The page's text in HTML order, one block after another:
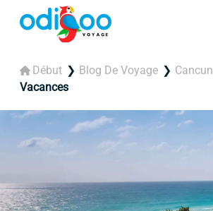
Début Blog De Voyage Cancun
Vacances